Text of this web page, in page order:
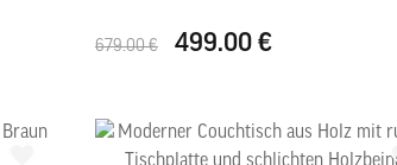
679.00 € 499.00 €